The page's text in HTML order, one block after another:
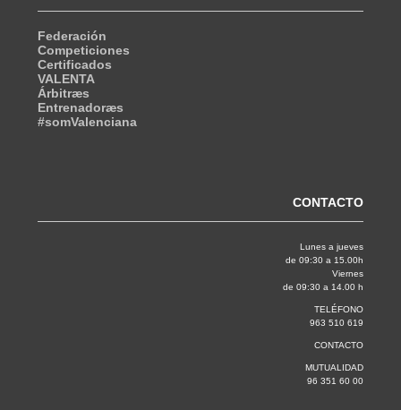
Federación
Competiciones
Certificados
VALENTA
Árbitræs
Entrenadoræs
#somValenciana
CONTACTO
Lunes a jueves
de 09:30 a 15.00h
Viernes
de 09:30 a 14.00 h
TELÉFONO
963 510 619
CONTACTO
MUTUALIDAD
96 351 60 00